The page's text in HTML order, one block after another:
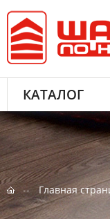
КАТАЛОГ
Главная